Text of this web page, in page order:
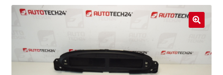
Carro
Envío al mundo entero